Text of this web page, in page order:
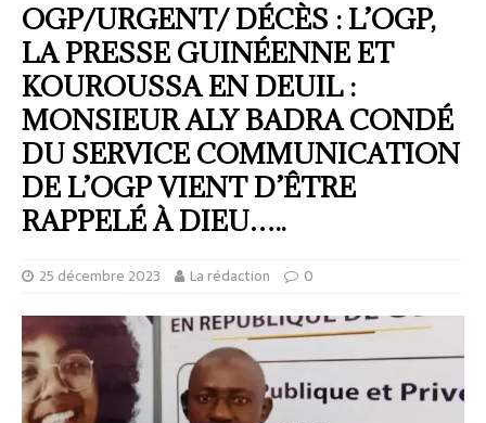
OGP/URGENT/ DÉCÈS : L’OGP,
LA PRESSE GUINÉENNE ET
KOUROUSSA EN DEUIL :
MONSIEUR ALY BADRA CONDÉ
DU SERVICE COMMUNICATION
DE L’OGP VIENT D’ÊTRE
RAPPELÉ À DIEU…..
25 décembre 2023 La rédaction 0